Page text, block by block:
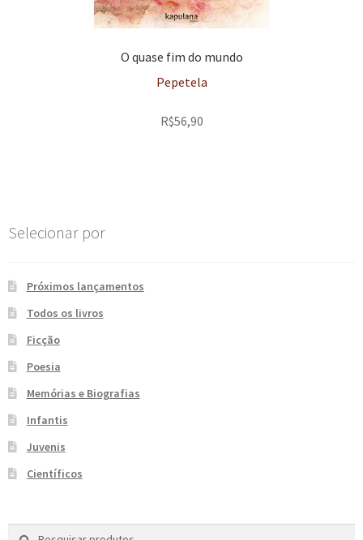
O quase fim do mundo
Pepetela
R$56,90
Selecionar por
Próximos lançamentos
Todos os livros
Ficção
Poesia
Memórias e Biografias
Infantis
Juvenis
Científicos
Pesquisar